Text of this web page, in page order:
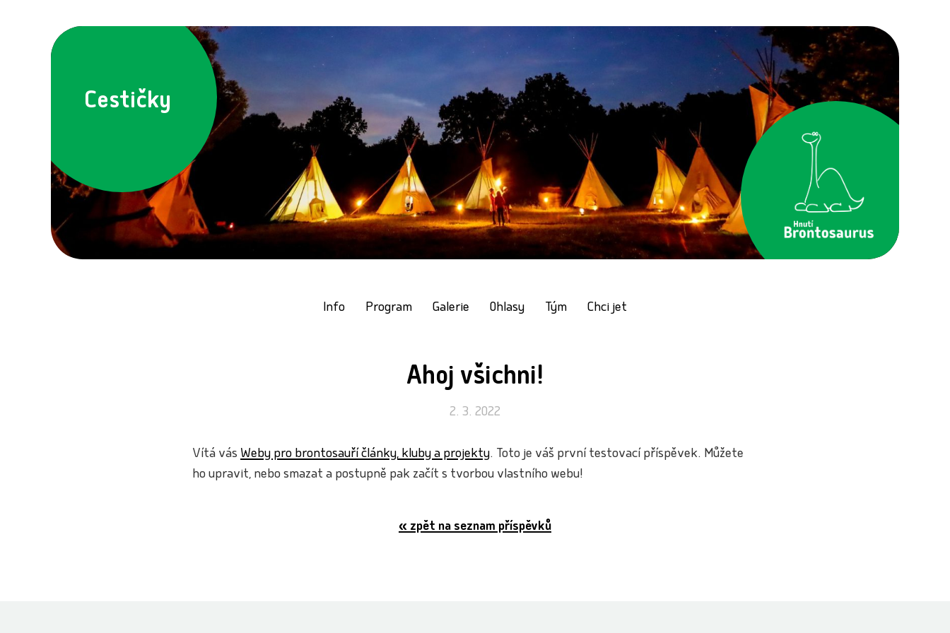
Cestičky
Info Program Galerie Ohlasy Tým Chci jet
Ahoj všichni!
2. 3. 2022
Vítá vás Weby pro brontosauří články, kluby a projekty. Toto je váš první testovací příspěvek. Můžete
ho upravit, nebo smazat a postupně pak začít s tvorbou vlastního webu!
« zpět na seznam příspěvků